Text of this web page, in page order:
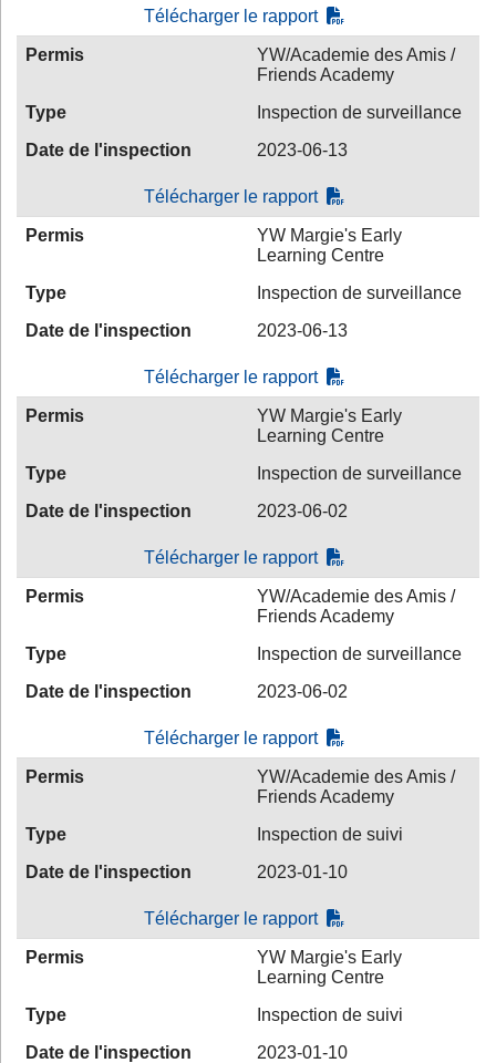
Télécharger le rapport
Permis
YW/Academie des Amis /
Friends Academy
Type
Inspection de surveillance
Date de l'inspection
2023-06-13
Télécharger le rapport
Permis
YW Margie's Early
Learning Centre
Type
Inspection de surveillance
Date de l'inspection
2023-06-13
Télécharger le rapport
Permis
YW Margie's Early
Learning Centre
Type
Inspection de surveillance
Date de l'inspection
2023-06-02
Télécharger le rapport
Permis
YW/Academie des Amis /
Friends Academy
Type
Inspection de surveillance
Date de l'inspection
2023-06-02
Télécharger le rapport
Permis
YW/Academie des Amis /
Friends Academy
Type
Inspection de suivi
Date de l'inspection
2023-01-10
Télécharger le rapport
Permis
YW Margie's Early
Learning Centre
Type
Inspection de suivi
Date de l'inspection
2023-01-10